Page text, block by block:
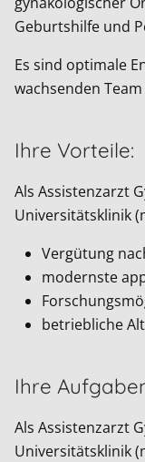
Geburtshilfe und
Es sind optimale
wachsenden
Ihre Vorteile:
Als Assistenzarzt
Universitätsklinik
Vergütung
modernste
betriebliche
Ihre
Als Assistenzarzt
Universitätsklinik